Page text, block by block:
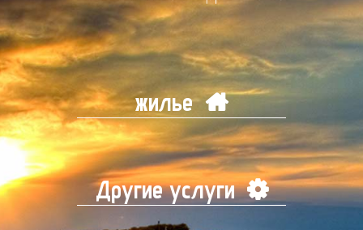
жилье
Другие услуги